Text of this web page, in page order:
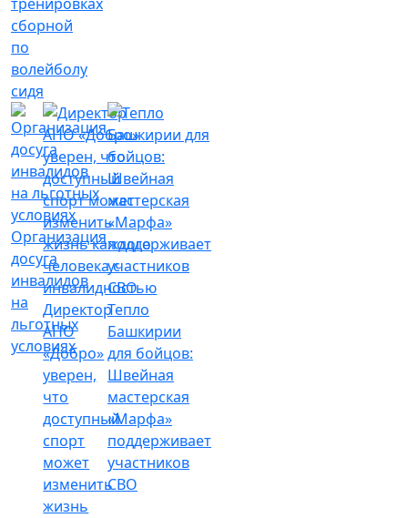
сборной
по
волейболу
сидя
Организация
досуга
инвалидов
на
льготных
условиях
Директор
АНО
«Добро»
уверен,
что
доступный
спорт
может
изменить
жизнь
Тепло
Башкирии
для бойцов:
Швейная
мастерская
«Марфа»
поддерживает
участников
СВО